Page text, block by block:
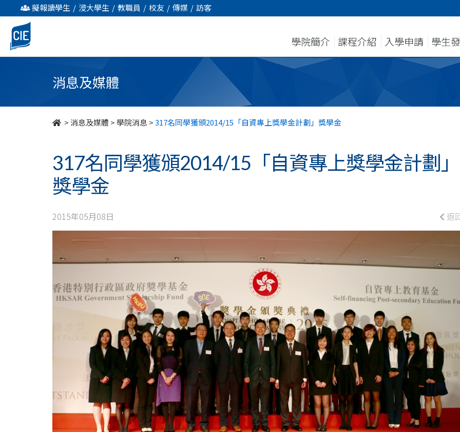
317
名
同
擬報讀學生 / 浸大學生 / 教職員 / 校友 / 傳媒 / 訪客
學院簡介 課程介紹 入學申請 學生
消息及媒體
>消息及媒體 >學院消息 >317名同學獲頒2014/15「自資專上獎學金計劃」獎學金
317名同學獲頒2014/15「自資專上獎學金計劃」
獎學金
2015年05月08日 返